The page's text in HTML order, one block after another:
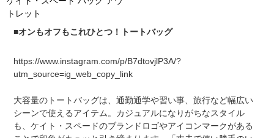
トレット
■オンもオフもこれひとつ！トートバッグ
https://www.instagram.com/p/B7dtovjlP3A/?
utm_source=ig_web_copy_link
大容量のトートバッグは、通勤通学や習い事、旅行など幅広い
シーンで使えるアイテム。カジュアルになりがちなスタイル
も、ケイト・スペードのブランドロゴやアイコンマークがある